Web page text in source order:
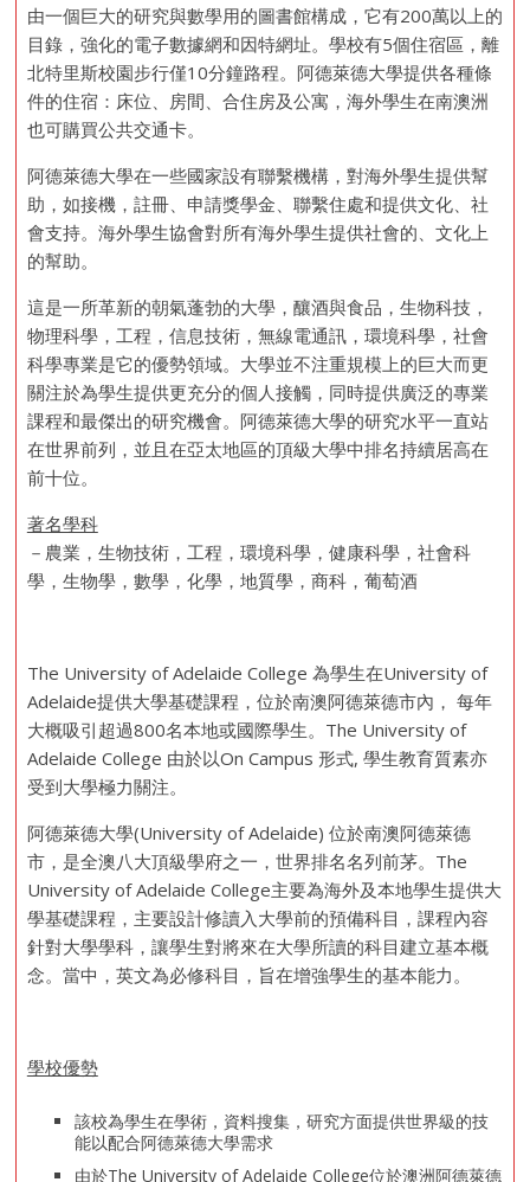
由一個巨大的研究與數學用的圖書館構成，它有200萬以上的
目錄，強化的電子數據網和因特網址。學校有5個住宿區，離
北特里斯校園步行僅10分鐘路程。阿德萊德大學提供各種條
件的住宿：床位、房間、合住房及公寓，海外學生在南澳洲
也可購買公共交通卡。
阿德萊德大學在一些國家設有聯繫機構，對海外學生提供幫
助，如接機，註冊、申請獎學金、聯繫住處和提供文化、社
會支持。海外學生協會對所有海外學生提供社會的、文化上
的幫助。
這是一所革新的朝氣蓬勃的大學，釀酒與食品，生物科技，
物理科學，工程，信息技術，無線電通訊，環境科學，社會
科學專業是它的優勢領域。大學並不注重規模上的巨大而更
關注於為學生提供更充分的個人接觸，同時提供廣泛的專業
課程和最傑出的研究機會。阿德萊德大學的研究水平一直站
在世界前列，並且在亞太地區的頂級大學中排名持續居高在
前十位。
著名學科
－農業，生物技術，工程，環境科學，健康科學，社會科
學，生物學，數學，化學，地質學，商科，葡萄酒
The University of Adelaide College 為學生在University of
Adelaide提供大學基礎課程，位於南澳阿德萊德市內， 每年
大概吸引超過800名本地或國際學生。The University of
Adelaide College 由於以On Campus 形式, 學生教育質素亦
受到大學極力關注。
阿德萊德大學(University of Adelaide) 位於南澳阿德萊德
市，是全澳八大頂級學府之一，世界排名名列前茅。The
University of Adelaide College主要為海外及本地學生提供大
學基礎課程，主要設計修讀入大學前的預備科目，課程內容
針對大學學科，讓學生對將來在大學所讀的科目建立基本概
念。當中，英文為必修科目，旨在增強學生的基本能力。
學校優勢
該校為學生在學術，資料搜集，研究方面提供世界級的技
能以配合阿德萊德大學需求
由於The University of Adelaide College位於澳洲阿德萊德